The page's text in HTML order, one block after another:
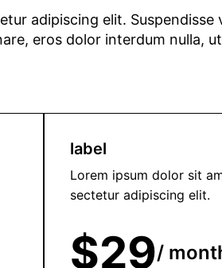
adipiscing elit.
eros dolor interdum nulla,
label
Lorem ipsum dolor sit
sectetur adipiscing elit.
$29/